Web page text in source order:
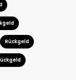
Rückgeld